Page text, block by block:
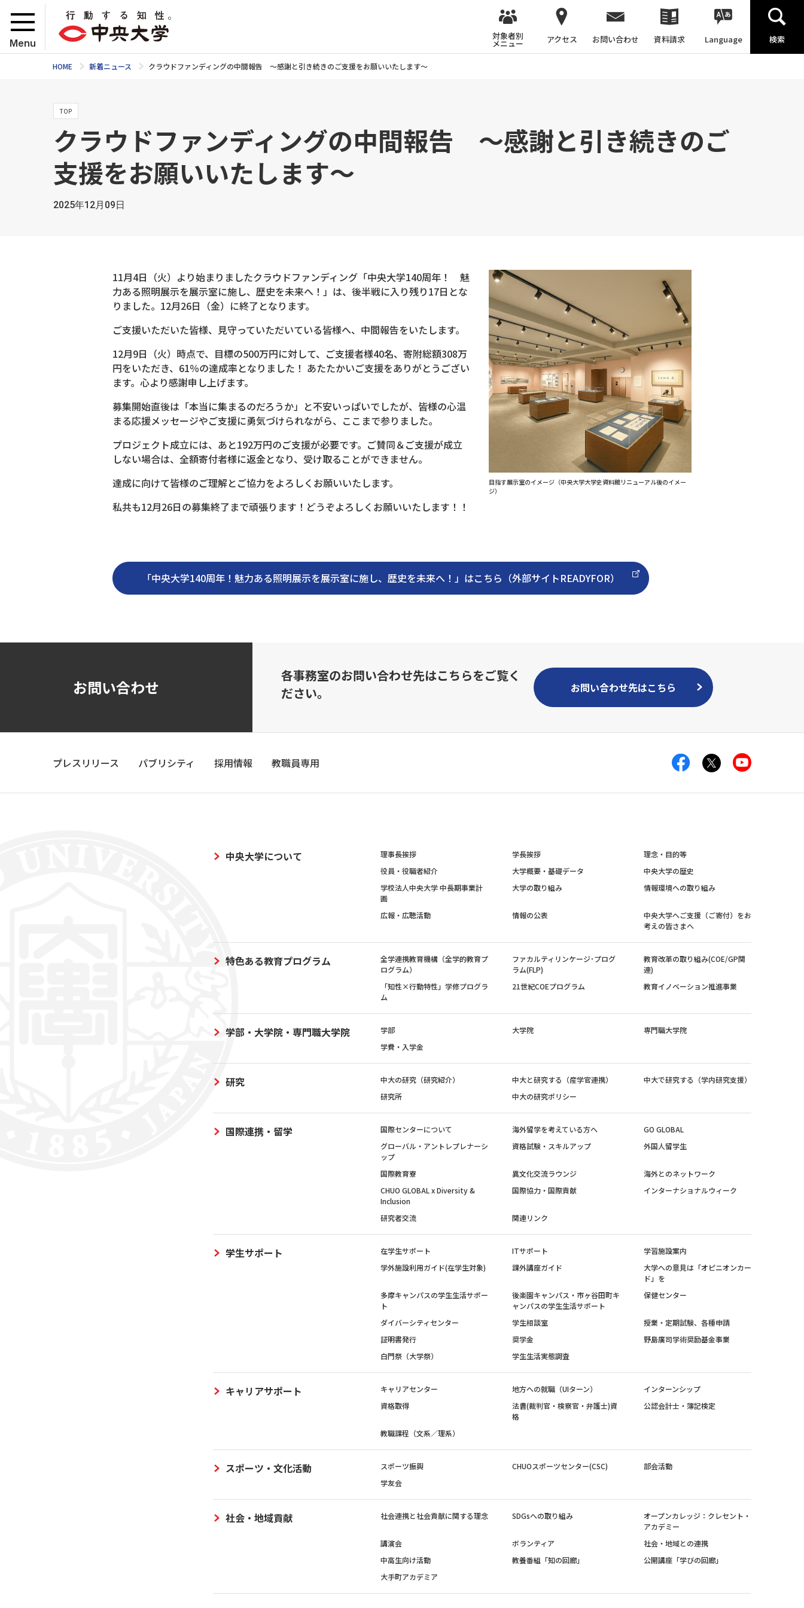
Menu
対象者別
メニュー アクセス お問い合わせ 資料請求 Language 検索
HOME 新着ニュース クラウドファンディングの中間報告 ～感謝と引き続きのご支援をお願いいたします～
TOP
クラウドファンディングの中間報告 ～感謝と引き続きのご
支援をお願いいたします～
2025年12月09日
目指す展示室のイメージ（中央大学大学史資料館リニューアル後のイメー
ジ）
11月4日（火）より始まりましたクラウドファンディング「中央大学140周年！ 魅
力ある照明展示を展示室に施し、歴史を未来へ！」は、後半戦に入り残り17日とな
りました。12月26日（金）に終了となります。
ご支援いただいた皆様、見守っていただいている皆様へ、中間報告をいたします。
12月9日（火）時点で、目標の500万円に対して、ご支援者様40名、寄附総額308万
円をいただき、61％の達成率となりました！ あたたかいご支援をありがとうござい
ます。心より感謝申し上げます。
募集開始直後は「本当に集まるのだろうか」と不安いっぱいでしたが、皆様の心温
まる応援メッセージやご支援に勇気づけられながら、ここまで参りました。
プロジェクト成立には、あと192万円のご支援が必要です。ご賛同＆ご支援が成立
しない場合は、全額寄付者様に返金となり、受け取ることができません。
達成に向けて皆様のご理解とご協力をよろしくお願いいたします。
私共も12月26日の募集終了まで頑張ります！どうぞよろしくお願いいたします！！
「中央大学140周年！魅力ある照明展示を展示室に施し、歴史を未来へ！」はこちら（外部サイトREADYFOR）
お問い合わせ
各事務室のお問い合わせ先はこちらをご覧く
ださい。
お問い合わせ先はこちら
プレスリリース パブリシティ 採用情報 教職員専用
中央大学について 理事長挨拶 学長挨拶
理念・目的等
役員・役職者紹介
大学概要・基礎データ
中央大学の歴史
学校法人中央大学 中長期事業計
画
大学の取り組み 情報環境への取り組み
広報・広聴活動 情報の公表
中央大学へご支援（ご寄付）をお
考えの皆さまへ
特色ある教育プログラム
全学連携教育機構（全学的教育プ
ログラム）
ファカルティリンケージ･プログ
ラム(FLP)
教育改革の取り組み(COE/GP関
連)
「知性×行動特性」学修プログラ
ム
21世紀COEプログラム 教育イノベーション推進事業
学部・大学院・専門職大学院 学部 大学院
専門職大学院
学費・入学金
研究 中大の研究（研究紹介） 中大と研究する（産学官連携）
中大で研究する（学内研究支援）
研究所
中大の研究ポリシー
国際連携・留学 国際センターについて 海外留学を考えている方へ
GO GLOBAL
グローバル・アントレプレナーシ
ップ
資格試験・スキルアップ 外国人留学生
国際教育寮 異文化交流ラウンジ
海外とのネットワーク
CHUO GLOBAL x Diversity &
Inclusion
国際協力・国際貢献 インターナショナルウィーク
研究者交流 関連リンク
学生サポート 在学生サポート ITサポート
学習施設案内
学外施設利用ガイド(在学生対象)
課外講座ガイド
大学への意見は「オピニオンカー
ド」を
多摩キャンパスの学生生活サポー
ト
後楽園キャンパス・市ヶ谷田町キ
ャンパスの学生生活サポート
保健センター
ダイバーシティセンター 学生相談室
授業・定期試験、各種申請
証明書発行
奨学金
野島廣司学術奨励基金事業
白門祭（大学祭）
学生生活実態調査
キャリアサポート キャリアセンター 地方への就職（UIターン）
インターンシップ
資格取得
法曹(裁判官・検察官・弁護士)資
格
公認会計士・簿記検定
教職課程（文系／理系）
スポーツ・文化活動 スポーツ振興 CHUOスポーツセンター(CSC)
部会活動
学友会
社会・地域貢献 社会連携と社会貢献に関する理念 SDGsへの取り組み
オープンカレッジ：クレセント・
アカデミー
講演会
ボランティア
社会・地域との連携
中高生向け活動
教養番組「知の回廊」
公開講座「学びの回廊」
大手町アカデミア